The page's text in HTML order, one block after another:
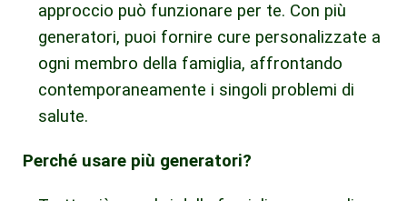
approccio può funzionare per te. Con più
generatori, puoi fornire cure personalizzate a
ogni membro della famiglia, affrontando
contemporaneamente i singoli problemi di
salute.
Perché usare più generatori?